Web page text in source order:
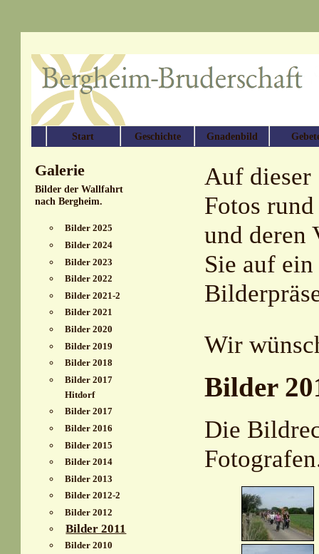
Start Geschichte Gnadenbild
Galerie
Bilder der Wallfahrt
nach Bergheim.
Bilder 2025
Bilder 2024
Bilder 2023
Bilder 2022
Bilder 2021-2
Bilder 2021
Bilder 2020
Bilder 2019
Bilder 2018
Bilder 2017
Hitdorf
Bilder 2017
Bilder 2016
Bilder 2015
Bilder 2014
Bilder 2013
Bilder 2012-2
Bilder 2012
Bilder 2011
Bilder 2010
Auf dieser
Fotos
und deren
Sie auf
Wir
Bilder
Die